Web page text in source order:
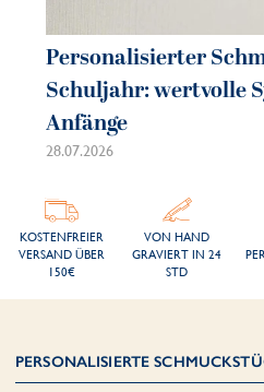
Personalisierter
Schuljahr: wertvolle
Anfänge
28.07.2026
KOSTENFREIER
VERSAND ÜBER
150€
VON HAND
GRAVIERT IN 24
STD
PERSONALISIERTE